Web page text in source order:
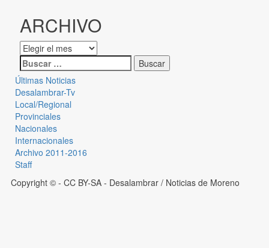
ARCHIVO
Últimas Noticias
Desalambrar-Tv
Local/Regional
Provinciales
Nacionales
Internacionales
Archivo 2011-2016
Staff
Copyright © - CC BY-SA - Desalambrar / Noticias de Moreno